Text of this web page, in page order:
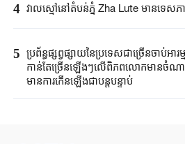
4 វាលស្មៅនៅតំបន់ភ្នំ Zha Lute មានទេសភ
5 ប្រព័ន្ធផ្សព្វផ្សាយនៃប្រទេសជាច្រើនចាប់
កាន់តែច្រើនឡើងៗលើពិភពលោកមានចំណ
មានការកើនឡើងជាបន្តបន្ទាប់